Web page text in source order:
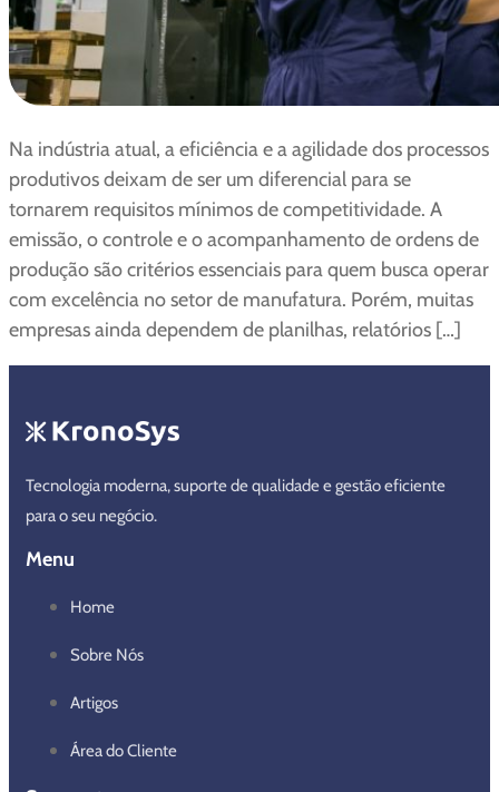
Na indústria atual, a eficiência e a agilidade dos processos
produtivos deixam de ser um diferencial para se
tornarem requisitos mínimos de competitividade. A
emissão, o controle e o acompanhamento de ordens de
produção são critérios essenciais para quem busca operar
com excelência no setor de manufatura. Porém, muitas
empresas ainda dependem de planilhas, relatórios […]
Tecnologia moderna, suporte de qualidade e gestão eficiente
para o seu negócio.
Menu
Home
Sobre Nós
Artigos
Área do Cliente